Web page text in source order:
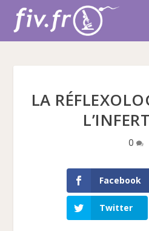
LA
0
Facebook
Twitter